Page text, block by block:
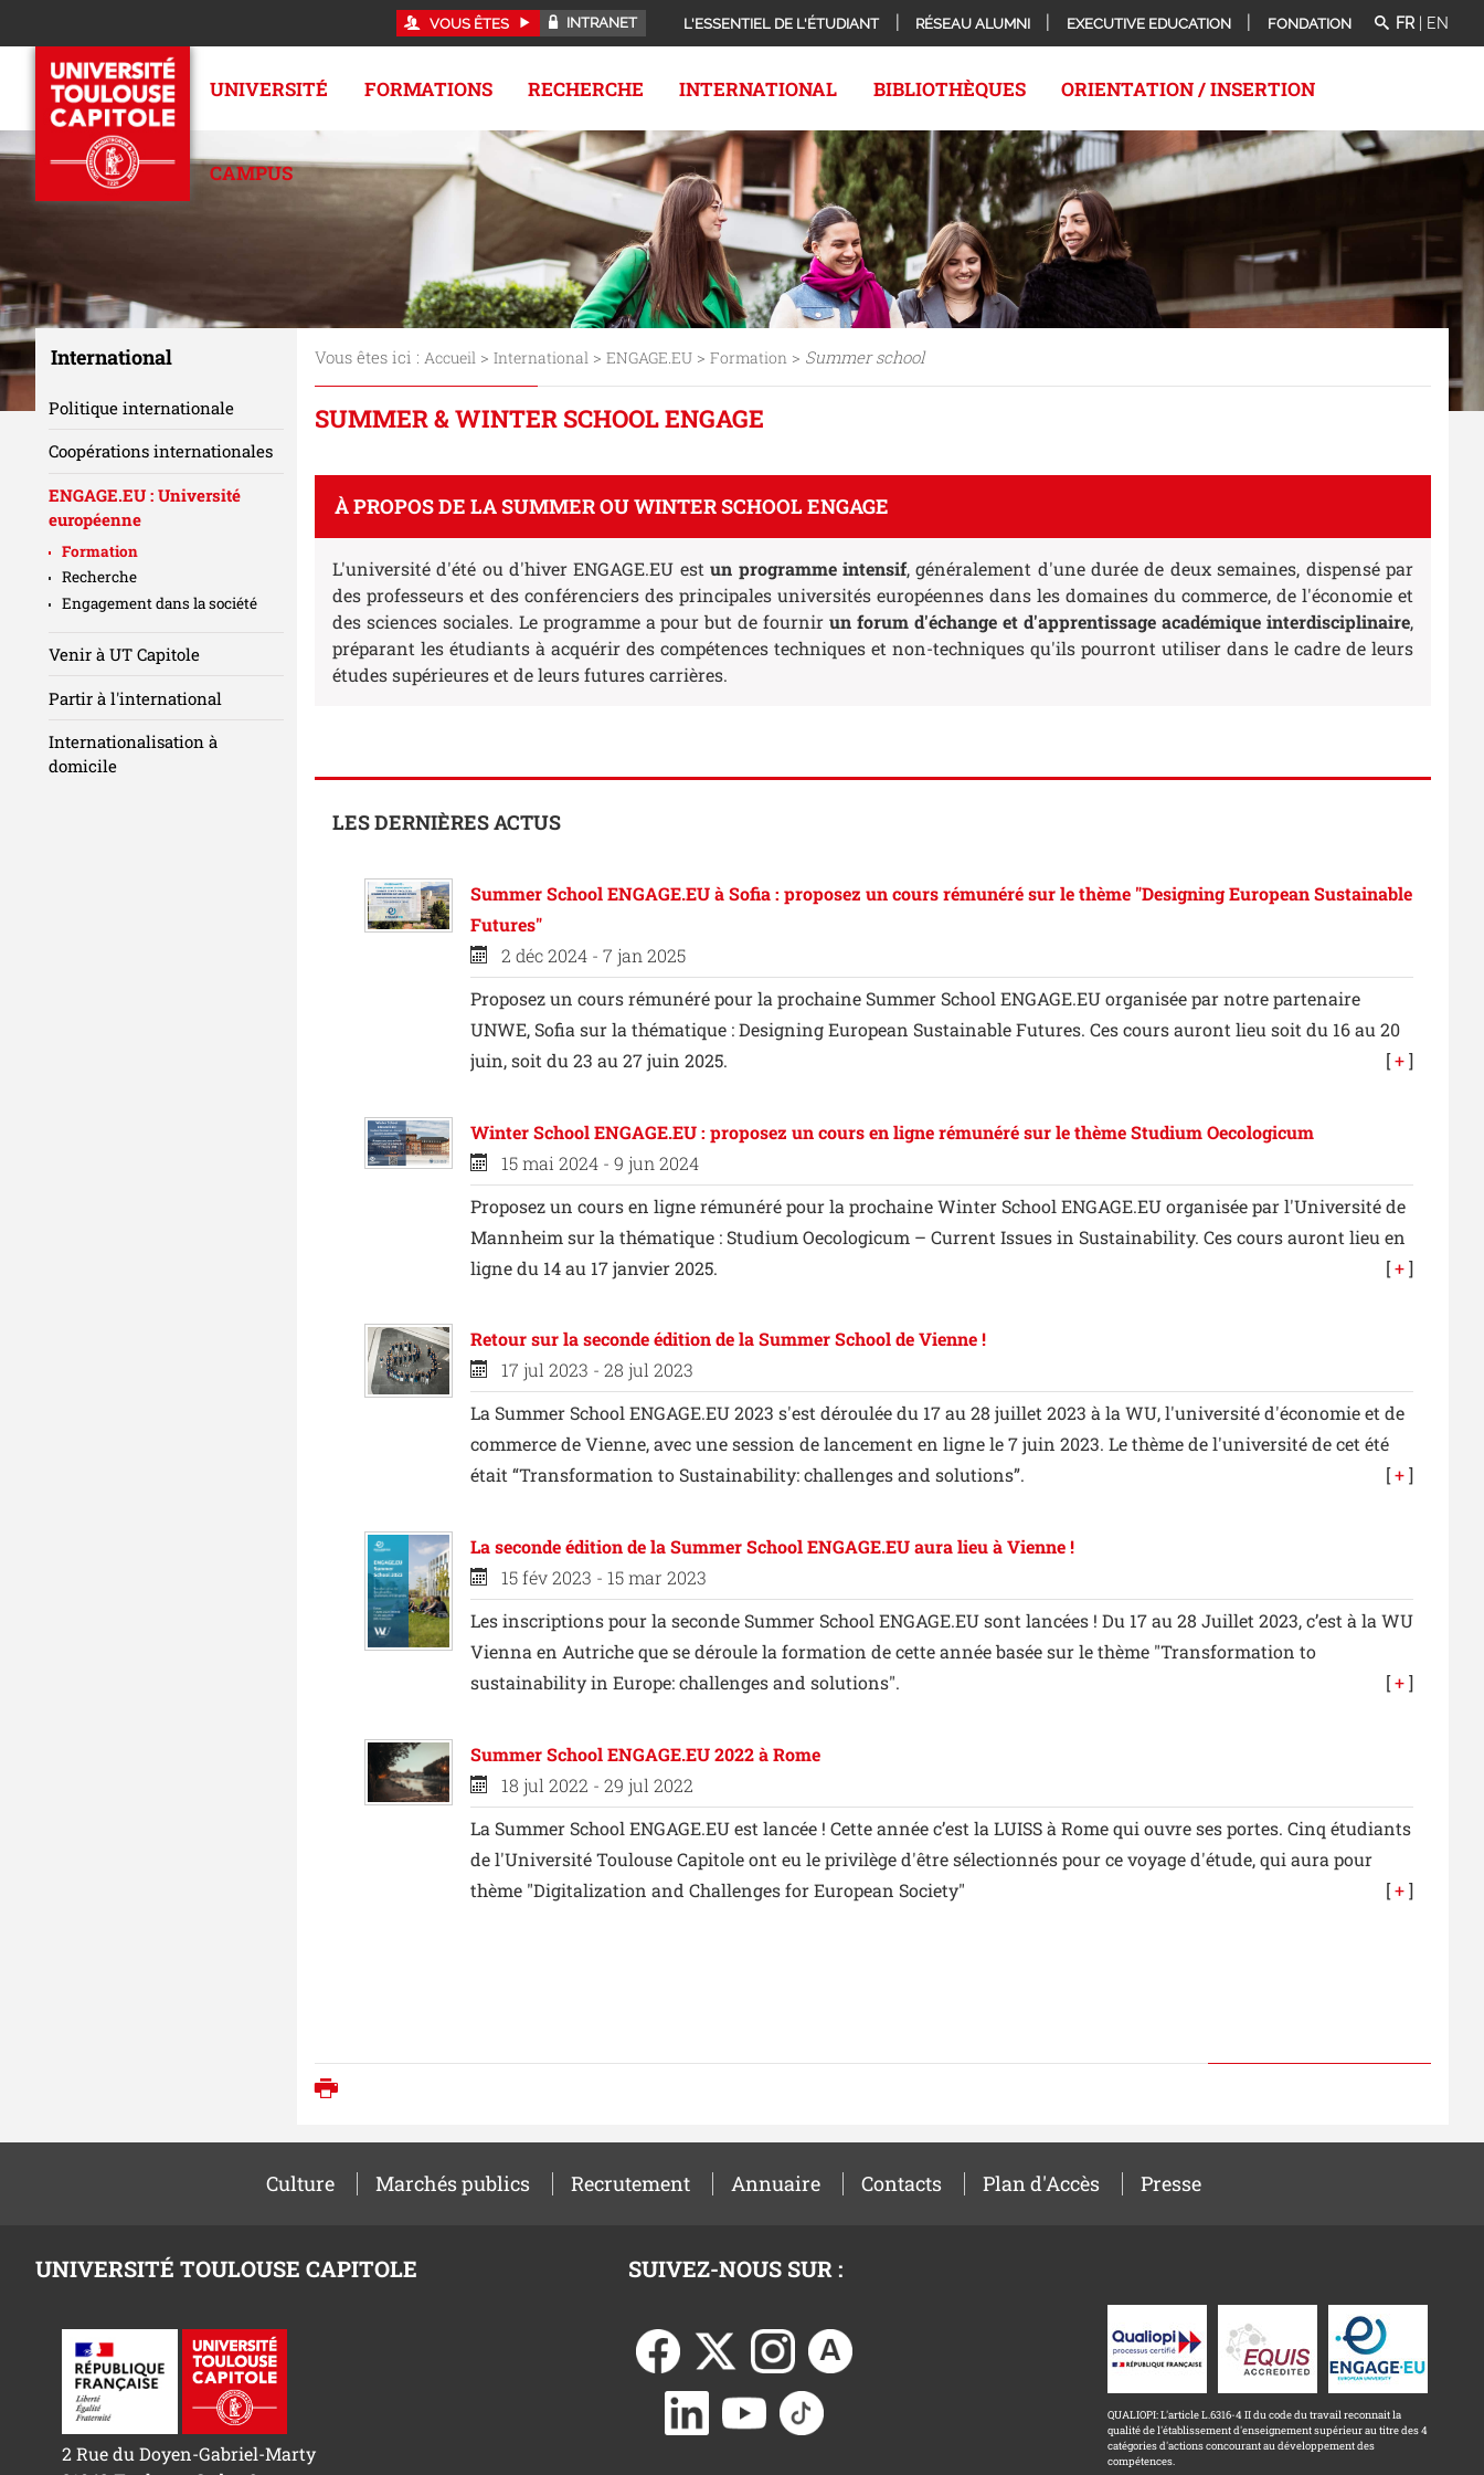
VOUS ÊTES INTRANET L'ESSENTIEL DE L'ÉTUDIANT RÉSEAU ALUMNI EXECUTIVE EDUCATION FONDATION FR EN
UNIVERSITÉ FORMATIONS RECHERCHE INTERNATIONAL BIBLIOTHÈQUES ORIENTATION / INSERTION
CAMPUS
Vous êtes ici : Accueil> International> ENGAGE.EU> Formation> Summer school
SUMMER & WINTER SCHOOL ENGAGE
À PROPOS DE LA SUMMER OU WINTER SCHOOL ENGAGE
L'université d'été ou d'hiver ENGAGE.EU estun programme intensif, généralement d'une durée de deux semaines, dispensé par
des professeurs et des conférenciers des principales universités européennes dans les domaines du commerce, de l'économie et
des sciences sociales. Le programme a pour but de fournirun forum d'échange et d'apprentissage académique interdisciplinaire,
préparant les étudiants à acquérir des compétences techniques et non-techniques qu'ils pourront utiliser dans le cadre de leurs
études supérieures et de leurs futures carrières.
LES DERNIÈRES ACTUS
Summer School ENGAGE.EU à Sofia : proposez un cours rémunéré sur le thème "Designing European Sustainable
Futures"
2 déc 2024 - 7 jan 2025
Proposez un cours rémunéré pour la prochaine Summer School ENGAGE.EU organisée par notre partenaire
UNWE, Sofia sur la thématique : Designing European Sustainable Futures. Ces cours auront lieu soit du 16 au 20
juin, soit du 23 au 27 juin 2025.
[+]
Winter School ENGAGE.EU : proposez un cours en ligne rémunéré sur le thème Studium Oecologicum
15 mai 2024 - 9 jun 2024
Proposez un cours en ligne rémunéré pour la prochaine Winter School ENGAGE.EU organisée par l'Université de
Mannheim sur la thématique : Studium Oecologicum – Current Issues in Sustainability. Ces cours auront lieu en
ligne du 14 au 17 janvier 2025.
[+]
Retour sur la seconde édition de la Summer School de Vienne !
17 jul 2023 - 28 jul 2023
La Summer School ENGAGE.EU 2023 s'est déroulée du 17 au 28 juillet 2023 à la WU, l'université d'économie et de
commerce de Vienne, avec une session de lancement en ligne le 7 juin 2023. Le thème de l'université de cet été
était “Transformation to Sustainability: challenges and solutions”.
[+]
La seconde édition de la Summer School ENGAGE.EU aura lieu à Vienne !
15 fév 2023 - 15 mar 2023
Les inscriptions pour la seconde Summer School ENGAGE.EU sont lancées ! Du 17 au 28 Juillet 2023, c’est à la WU
Vienna en Autriche que se déroule la formation de cette année basée sur le thème "Transformation to
sustainability in Europe: challenges and solutions".
[+]
Summer School ENGAGE.EU 2022 à Rome
18 jul 2022 - 29 jul 2022
La Summer School ENGAGE.EU est lancée ! Cette année c’est la LUISS à Rome qui ouvre ses portes. Cinq étudiants
de l'Université Toulouse Capitole ont eu le privilège d'être sélectionnés pour ce voyage d'étude, qui aura pour
thème "Digitalization and Challenges for European Society"
[+]
International
Politique internationale
Coopérations internationales
ENGAGE.EU : Université
européenne
Formation
Recherche
Engagement dans la société
Venir à UT Capitole
Partir à l'international
Internationalisation à
domicile
Culture Marchés publics Recrutement Annuaire Contacts Plan d'Accès Presse
UNIVERSITÉ TOULOUSE CAPITOLE
2 Rue du Doyen-Gabriel-Marty
SUIVEZ-NOUS SUR :
QUALIOPI: L'article L.6316-4 II du code du travail reconnait la
qualité de l'établissement d'enseignement supérieur au titre des 4
catégories d'actions concourant au développement des
compétences.